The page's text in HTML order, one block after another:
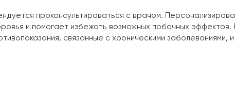
проконсультироваться с врачом.
и помогает избежать возможных побочных эффектов.
связанные с хроническими заболеваниями,